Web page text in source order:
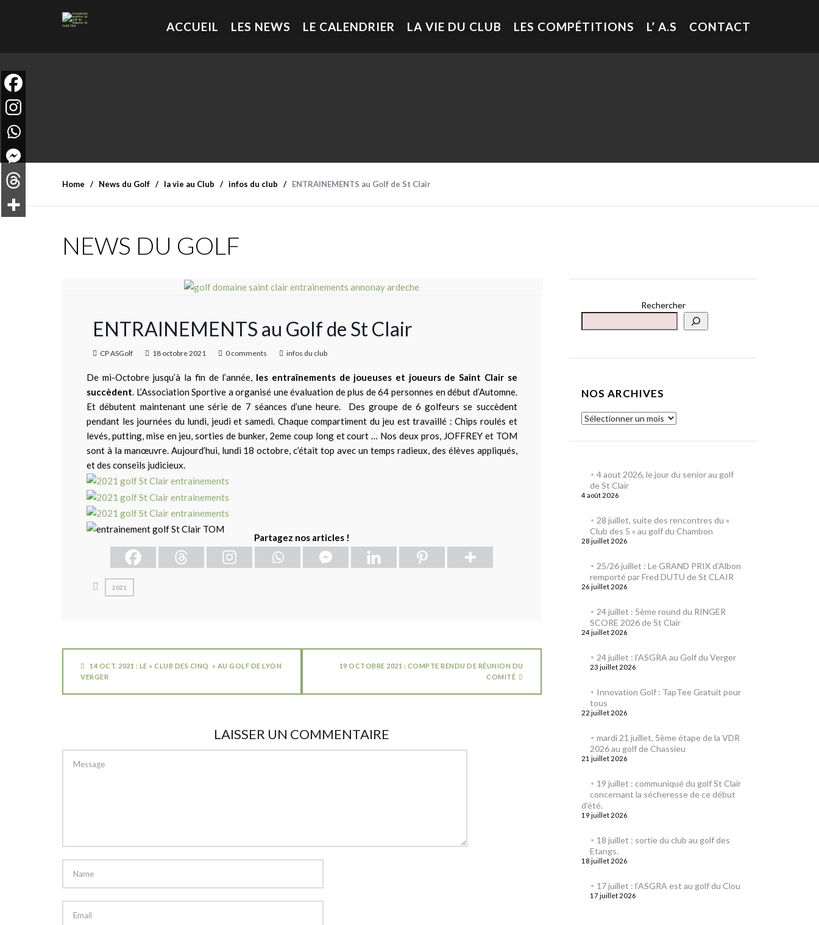
ACCUEIL LES NEWS LE CALENDRIER LA VIE DU CLUB LES COMPÉTITIONS L’ A.S CONTACT
Home News du Golf la vie au Club infos du club ENTRAINEMENTS au Golf de St Clair
NEWS DU GOLF
ENTRAINEMENTS au Golf de St Clair
CP ASGolf 18 octobre 2021 0 comments infos du club
De mi-Octobre jusqu’à la fin de l’année, les entraînements de joueuses et joueurs de Saint Clair se
succèdent. L’Association Sportive a organisé une évaluation de plus de 64 personnes en début d’Automne.
Et débutent maintenant une série de 7 séances d’une heure. Des groupe de 6 golfeurs se succèdent
pendant les journées du lundi, jeudi et samedi. Chaque compartiment du jeu est travaillé : Chips roulés et
levés, putting, mise en jeu, sorties de bunker, 2eme coup long et court … Nos deux pros, JOFFREY et TOM
sont à la manœuvre. Aujourd’hui, lundi 18 octobre, c’était top avec un temps radieux, des élèves appliqués,
et des conseils judicieux.
Partagez nos articles !
2021
14 OCT. 2021 : LE « CLUB DES CINQ » AU GOLF DE LYON
VERGER
19 OCTOBRE 2021 : COMPTE RENDU DE RÉUNION DU
COMITÉ
LAISSER UN COMMENTAIRE
Rechercher
NOS ARCHIVES
4 aout 2026, le jour du senior au golf
de St Clair
4 août 2026
28 juillet, suite des rencontres du «
Club des 5 » au golf du Chambon
28 juillet 2026
25/26 juillet : Le GRAND PRIX d’Albon
remporté par Fred DUTU de St CLAIR
26 juillet 2026
24 juillet : 5ème round du RINGER
SCORE 2026 de St Clair
24 juillet 2026
24 juillet : l’ASGRA au Golf du Verger
23 juillet 2026
Innovation Golf : TapTee Gratuit pour
tous
22 juillet 2026
mardi 21 juillet, 5ème étape de la VDR
2026 au golf de Chassieu
21 juillet 2026
19 juillet : communiqué du golf St Clair
concernant la sécheresse de ce début
d’été.
19 juillet 2026
18 juillet : sortie du club au golf des
Etangs.
18 juillet 2026
17 juillet : l’ASGRA est au golf du Clou
17 juillet 2026